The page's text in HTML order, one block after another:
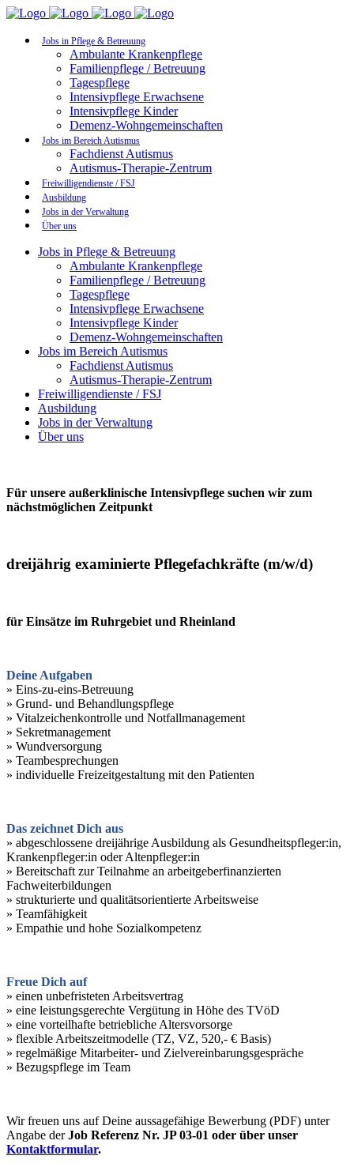
Jobs in Pflege & Betreuung
Ambulante Krankenpflege
Familienpflege / Betreuung
Tagespflege
Intensivpflege Erwachsene
Intensivpflege Kinder
Demenz-Wohngemeinschaften
Jobs im Bereich Autismus
Fachdienst Autismus
Autismus-Therapie-Zentrum
Freiwilligendienste / FSJ
Ausbildung
Jobs in der Verwaltung
Über uns
Jobs in Pflege & Betreuung
Ambulante Krankenpflege
Familienpflege / Betreuung
Tagespflege
Intensivpflege Erwachsene
Intensivpflege Kinder
Demenz-Wohngemeinschaften
Jobs im Bereich Autismus
Fachdienst Autismus
Autismus-Therapie-Zentrum
Freiwilligendienste / FSJ
Ausbildung
Jobs in der Verwaltung
Über uns
Für unsere außerklinische Intensivpflege suchen wir zum
nächstmöglichen Zeitpunkt
dreijährig examinierte Pflegefachkräfte (m/w/d)
für Einsätze im Ruhrgebiet und Rheinland
Deine Aufgaben
» Eins-zu-eins-Betreuung
» Grund- und Behandlungspflege
» Vitalzeichenkontrolle und Notfallmanagement
» Sekretmanagement
» Wundversorgung
» Teambesprechungen
» individuelle Freizeitgestaltung mit den Patienten
Das zeichnet Dich aus
» abgeschlossene dreijährige Ausbildung als Gesundheitspfleger:in,
Krankenpfleger:in oder Altenpfleger:in
» Bereitschaft zur Teilnahme an arbeitgeberfinanzierten
Fachweiterbildungen
» strukturierte und qualitätsorientierte Arbeitsweise
» Teamfähigkeit
» Empathie und hohe Sozialkompetenz
Freue Dich auf
» einen unbefristeten Arbeitsvertrag
» eine leistungsgerechte Vergütung in Höhe des TVöD
» eine vorteilhafte betriebliche Altersvorsorge
» flexible Arbeitszeitmodelle (TZ, VZ, 520,- € Basis)
» regelmäßige Mitarbeiter- und Zielvereinbarungsgespräche
» Bezugspflege im Team
Wir freuen uns auf Deine aussagefähige Bewerbung (PDF) unter
Angabe derJob Referenz Nr. JP 03-01 oder über unser
Kontaktformular.